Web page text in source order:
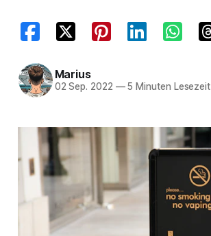
Marius
02 Sep. 2022 —5 Minuten Lesezeit